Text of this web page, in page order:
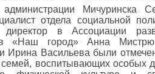
Мичуринска
отдела социальной
директор в Ассоциации
«Наш город» Анна
Ирина Васильева были
воспитывающих особых